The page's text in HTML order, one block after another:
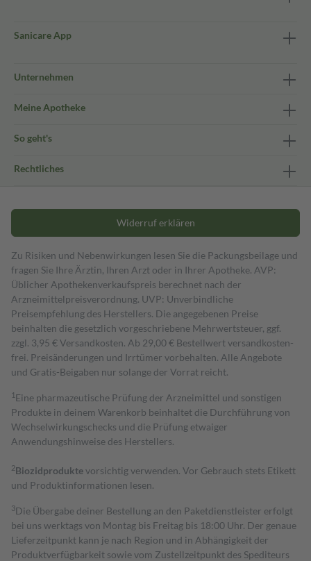
Sanicare App
Unternehmen
Meine Apotheke
So geht's
Rechtliches
Widerruf erklären
Zu Risiken und Nebenwirkungen lesen Sie die Packungsbeilage und
fragen Sie Ihre Ärztin, Ihren Arzt oder in Ihrer Apotheke. AVP:
Üblicher Apothekenverkaufspreis berechnet nach der
Arzneimittelpreisverordnung. UVP: Unverbindliche
Preisempfehlung des Herstellers. Die angegebenen Preise
beinhalten die gesetzlich vorgeschriebene Mehrwertsteuer, ggf.
zzgl. 3,95 € Versandkosten. Ab 29,00 € Bestell­wert versand­kosten­
frei. Preisänderungen und Irrtümer vorbehalten. Alle Angebote
und Gratis-Beigaben nur solange der Vorrat reicht.
1 Eine pharmazeutische Prüfung der Arzneimittel und sonstigen
Produkte in deinem Warenkorb beinhaltet die Durchführung von
Wechselwirkungschecks und die Prüfung etwaiger
Anwendungshinweise des Herstellers.
2Biozidproduktevorsichtig verwenden. Vor Gebrauch stets Etikett
und Produktinformationen lesen.
3Die Übergabe deiner Bestellung an den Paketdienstleister erfolgt
bei uns werktags von Montag bis Freitag bis 18:00 Uhr. Der genaue
Lieferzeitpunkt kann je nach Region und in Abhängigkeit der
Produktverfügbarkeit sowie vom Zustellzeitpunkt des Spediteurs